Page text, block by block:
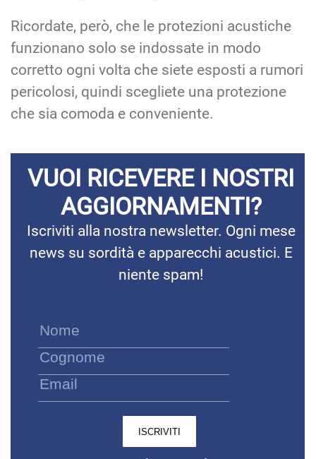
Ricordate, però, che le protezioni acustiche
funzionano solo se indossate in modo
corretto ogni volta che siete esposti a rumori
pericolosi, quindi scegliete una protezione
che sia comoda e conveniente.
VUOI RICEVERE I NOSTRI
AGGIORNAMENTI?
Iscriviti alla nostra newsletter. Ogni mese
news su sordità e apparecchi acustici. E
niente spam!